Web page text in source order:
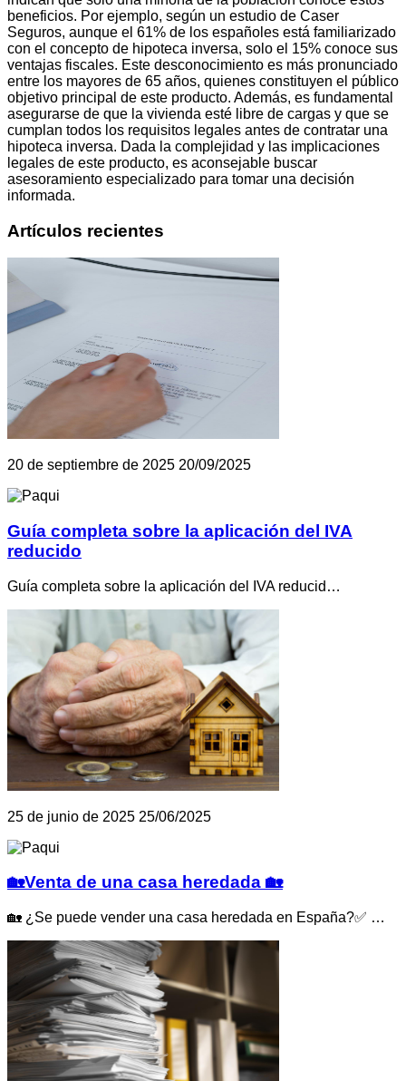
beneficios. Por ejemplo, según un estudio de Caser
Seguros, aunque el 61% de los españoles está familiarizado
con el concepto de hipoteca inversa, solo el 15% conoce sus
ventajas fiscales. Este desconocimiento es más pronunciado
entre los mayores de 65 años, quienes constituyen el público
objetivo principal de este producto. Además, es fundamental
asegurarse de que la vivienda esté libre de cargas y que se
cumplan todos los requisitos legales antes de contratar una
hipoteca inversa. Dada la complejidad y las implicaciones
legales de este producto, es aconsejable buscar
asesoramiento especializado para tomar una decisión
informada.
Artículos recientes
20 de septiembre de 2025 20/09/2025
Guía completa sobre la aplicación del IVA
reducido
Guía completa sobre la aplicación del IVA reducid…
25 de junio de 2025 25/06/2025
🏡Venta de una casa heredada 🏡
🏡 ¿Se puede vender una casa heredada en España?✅ …